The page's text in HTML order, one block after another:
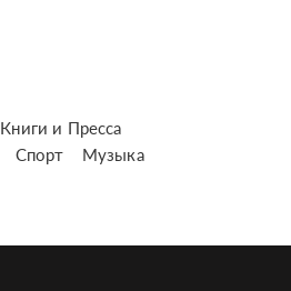
Книги и Пресса
Спорт Музыка